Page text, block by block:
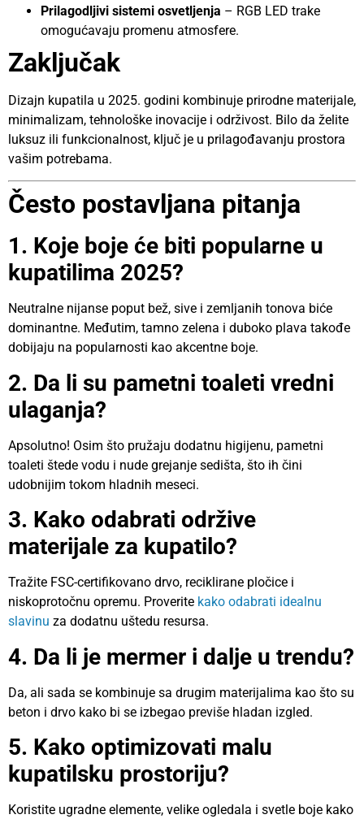
Prilagodljivi sistemi osvetljenja – RGB LED trake
omogućavaju promenu atmosfere.
Zaključak
Dizajn kupatila u 2025. godini kombinuje prirodne materijale,
minimalizam, tehnološke inovacije i održivost. Bilo da želite
luksuz ili funkcionalnost, ključ je u prilagođavanju prostora
vašim potrebama.
Često postavljana pitanja
1. Koje boje će biti popularne u
kupatilima 2025?
Neutralne nijanse poput bež, sive i zemljanih tonova biće
dominantne. Međutim, tamno zelena i duboko plava takođe
dobijaju na popularnosti kao akcentne boje.
2. Da li su pametni toaleti vredni
ulaganja?
Apsolutno! Osim što pružaju dodatnu higijenu, pametni
toaleti štede vodu i nude grejanje sedišta, što ih čini
udobnijim tokom hladnih meseci.
3. Kako odabrati održive
materijale za kupatilo?
Tražite FSC-certifikovano drvo, reciklirane pločice i
niskoprotočnu opremu. Proverite kako odabrati idealnu
slavinu za dodatnu uštedu resursa.
4. Da li je mermer i dalje u trendu?
Da, ali sada se kombinuje sa drugim materijalima kao što su
beton i drvo kako bi se izbegao previše hladan izgled.
5. Kako optimizovati malu
kupatilsku prostoriju?
Koristite ugradne elemente, velike ogledala i svetle boje kako